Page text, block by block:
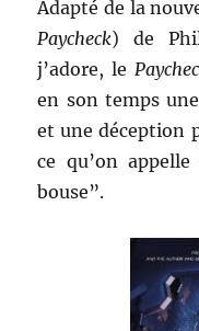
Adapté de la
Paycheck) de
j’adore, le
en son temps
et une déception
ce qu’on
bouse”.